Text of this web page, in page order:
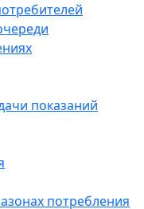
показаний
потребления